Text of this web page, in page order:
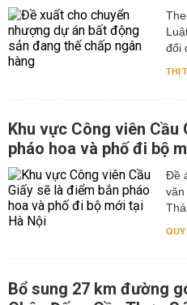
đổi
THỊ
Khu vực Công viên Cầu
pháo hoa và phố đi bộ
Đề
văn
Bổ sung 27 km đường